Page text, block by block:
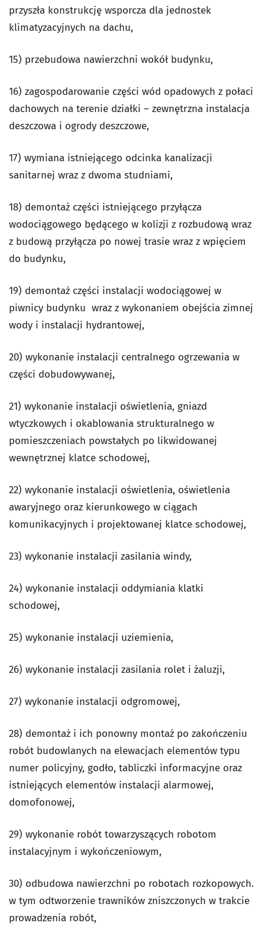
przyszła konstrukcję wsporcza dla jednostek
klimatyzacyjnych na dachu,
15) przebudowa nawierzchni wokół budynku,
16) zagospodarowanie części wód opadowych z połaci
dachowych na terenie działki – zewnętrzna instalacja
deszczowa i ogrody deszczowe,
17) wymiana istniejącego odcinka kanalizacji
sanitarnej wraz z dwoma studniami,
18) demontaż części istniejącego przyłącza
wodociągowego będącego w kolizji z rozbudową wraz
z budową przyłącza po nowej trasie wraz z wpięciem
do budynku,
19) demontaż części instalacji wodociągowej w
piwnicy budynku wraz z wykonaniem obejścia zimnej
wody i instalacji hydrantowej,
20) wykonanie instalacji centralnego ogrzewania w
części dobudowywanej,
21) wykonanie instalacji oświetlenia, gniazd
wtyczkowych i okablowania strukturalnego w
pomieszczeniach powstałych po likwidowanej
wewnętrznej klatce schodowej,
22) wykonanie instalacji oświetlenia, oświetlenia
awaryjnego oraz kierunkowego w ciągach
komunikacyjnych i projektowanej klatce schodowej,
23) wykonanie instalacji zasilania windy,
24) wykonanie instalacji oddymiania klatki
schodowej,
25) wykonanie instalacji uziemienia,
26) wykonanie instalacji zasilania rolet i żaluzji,
27) wykonanie instalacji odgromowej,
28) demontaż i ich ponowny montaż po zakończeniu
robót budowlanych na elewacjach elementów typu
numer policyjny, godło, tabliczki informacyjne oraz
istniejących elementów instalacji alarmowej,
domofonowej,
29) wykonanie robót towarzyszących robotom
instalacyjnym i wykończeniowym,
30) odbudowa nawierzchni po robotach rozkopowych.
w tym odtworzenie trawników zniszczonych w trakcie
prowadzenia robót,